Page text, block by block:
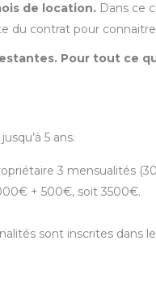
de location. Dans ce
du contrat pour
Pour tout ce
5 ans.
3 mensualités
+ 500€, soit 3500€.
sont inscrites dans